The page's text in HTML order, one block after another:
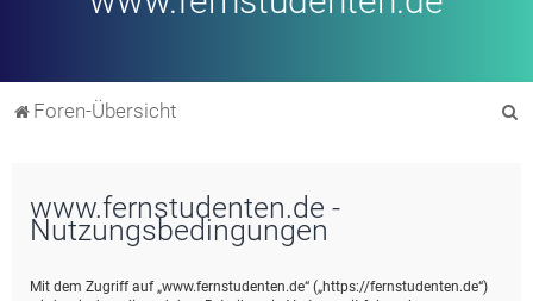
Foren-Übersicht
www.fernstudenten.de -
Nutzungsbedingungen
Mit dem Zugriff auf „www.fernstudenten.de“ („https://fernstudenten.de“)